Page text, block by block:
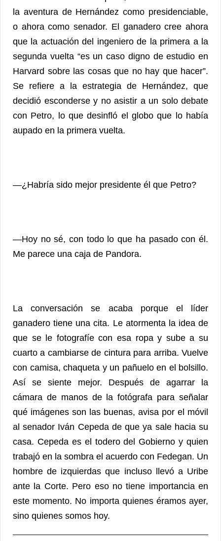
la aventura de Hernández como presidenciable,
o ahora como senador. El ganadero cree ahora
que la actuación del ingeniero de la primera a la
segunda vuelta “es un caso digno de estudio en
Harvard sobre las cosas que no hay que hacer”.
Se refiere a la estrategia de Hernández, que
decidió esconderse y no asistir a un solo debate
con Petro, lo que desinfló el globo que lo había
aupado en la primera vuelta.
—¿Habría sido mejor presidente él que Petro?
—Hoy no sé, con todo lo que ha pasado con él.
Me parece una caja de Pandora.
La conversación se acaba porque el líder
ganadero tiene una cita. Le atormenta la idea de
que se le fotografíe con esa ropa y sube a su
cuarto a cambiarse de cintura para arriba. Vuelve
con camisa, chaqueta y un pañuelo en el bolsillo.
Así se siente mejor. Después de agarrar la
cámara de manos de la fotógrafa para señalar
qué imágenes son las buenas, avisa por el móvil
al senador Iván Cepeda de que ya sale hacia su
casa. Cepeda es el todero del Gobierno y quien
trabajó en la sombra el acuerdo con Fedegan. Un
hombre de izquierdas que incluso llevó a Uribe
ante la Corte. Pero eso no tiene importancia en
este momento. No importa quienes éramos ayer,
sino quienes somos hoy.